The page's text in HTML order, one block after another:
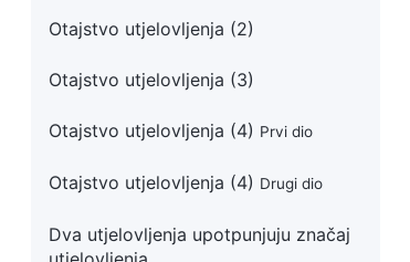
Otajstvo utjelovljenja (2)
Otajstvo utjelovljenja (3)
Otajstvo utjelovljenja (4) Prvi dio
Otajstvo utjelovljenja (4) Drugi dio
Dva utjelovljenja upotpunjuju značaj